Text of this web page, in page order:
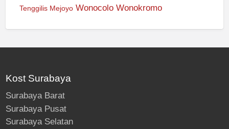
Tenggilis Mejoyo Wonocolo Wonokromo
Kost Surabaya
Surabaya Barat
Surabaya Pusat
Surabaya Selatan